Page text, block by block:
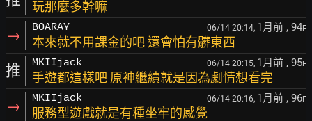
玩那麼多幹嘛
→ BOARAY 06/14 20:14, 1月前 , 94F
本來就不用課金的吧 還會怕有髒東西
推 MKIIjack 06/14 20:15, 1月前 , 95F
手遊都這樣吧 原神繼續就是因為劇情想看完
→ MKIIjack 06/14 20:16, 1月前 , 96F
服務型遊戲就是有種坐牢的感覺